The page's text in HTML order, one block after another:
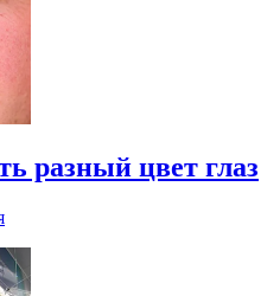
разный цвет глаз